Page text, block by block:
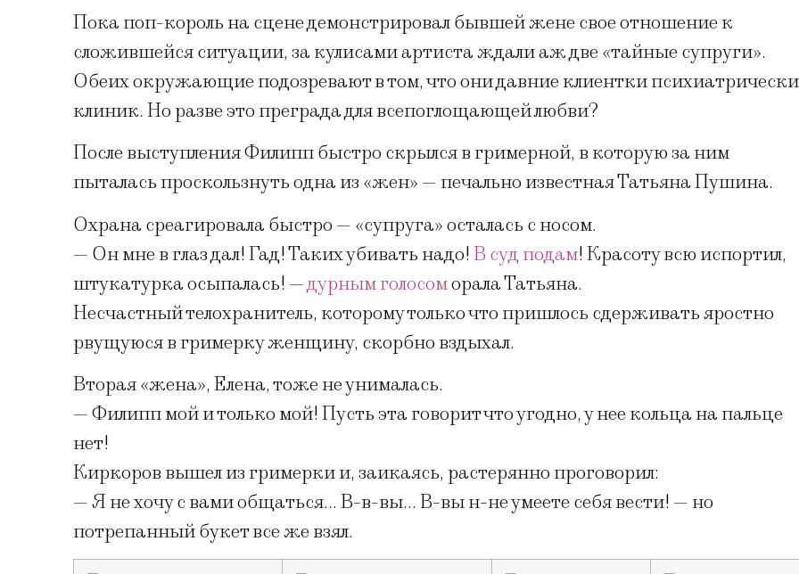
Пока поп-король на сцене демонстрировал бывшей жене свое отношение к
сложившейся ситуации, за кулисами артиста ждали аж две «тайные супруги».
Обеих окружающие подозревают в том, что они давние клиентки
клиник. Но разве это преграда для всепоглощающей любви?
После выступления Филипп быстро скрылся в гримерной, в которую за ним
пыталась проскользнуть одна из «жен» — печально известная Татьяна Пушина.
Охрана среагировала быстро — «супруга» осталась с носом.
— Он мне в глаз дал! Гад! Таких убивать надо!В суд подам! Красоту всю испортил,
штукатурка осыпалась! —дурным голосоморала Татьяна.
Несчастный телохранитель, которому только что пришлось сдерживать яростно
рвущуюся в гримерку женщину, скорбно вздыхал.
Вторая «жена», Елена, тоже не унималась.
— Филипп мой и только мой! Пусть эта говорит что угодно, у нее кольца на пальце
нет!
Киркоров вышел из гримерки и, заикаясь, растерянно проговорил:
— Я не хочу с вами общаться… В-в-вы… В-вы н-не умеете себя вести! — но
потрепанный букет все же взял.